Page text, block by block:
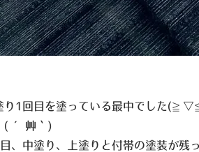
1回目を塗っている最中でした
( ´艸｀)
、中塗り、上塗りと付帯の塗装が残